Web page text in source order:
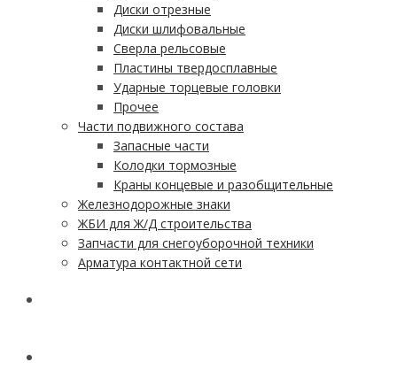
Диски отрезные
Диски шлифовальные
Сверла рельсовые
Пластины твердосплавные
Ударные торцевые головки
Прочее
Части подвижного состава
Запасные части
Колодки тормозные
Краны концевые и разобщительные
Железнодорожные знаки
ЖБИ для Ж/Д строительства
Запчасти для снегоуборочной техники
Арматура контактной сети